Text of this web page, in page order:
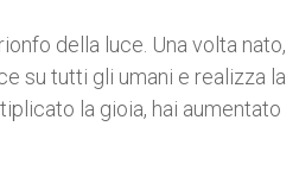
della luce. Una volta nato,
su tutti gli umani e realizza la
la gioia, hai aumentato